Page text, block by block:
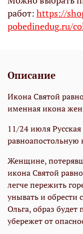
работ: https://
pobedinedug.ru/
Описание
Икона Святой
именная икона
11/24 июля
равноапостольную
Женщине,
икона Святой
легче пережить
унывать и обрести
Ольга, образ будет
убережет от